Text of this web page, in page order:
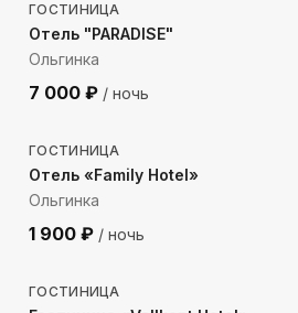
ГОСТИНИЦА
Отель "PARADISE"
Ольгинка
7 000 ₽ / ночь
142м до моря
ГОСТИНИЦА
Отель «Family Hotel»
Ольгинка
1 900 ₽ / ночь
189м до моря
ГОСТИНИЦА